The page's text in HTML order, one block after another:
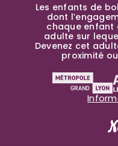
Les enfants de
dont
chaque enfant
adulte sur
Devenez cet
proximité